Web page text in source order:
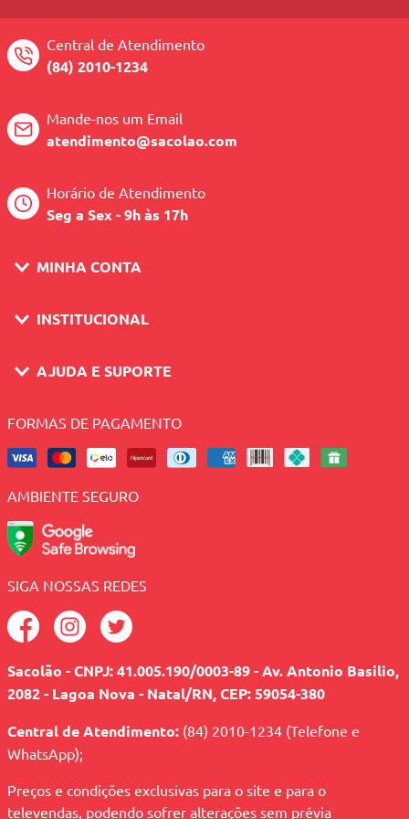
Central de Atendimento
(84) 2010-1234
Mande-nos um Email
atendimento@sacolao.com
Horário de Atendimento
Seg a Sex - 9h às 17h
MINHA CONTA
INSTITUCIONAL
AJUDA E SUPORTE
FORMAS DE PAGAMENTO
AMBIENTE SEGURO
SIGA NOSSAS REDES
Sacolão - CNPJ: 41.005.190/0003-89 - Av. Antonio Basilio,
2082 - Lagoa Nova - Natal/RN, CEP: 59054-380
Central de Atendimento: (84) 2010-1234 (Telefone e
WhatsApp);
Preços e condições exclusivas para o site e para o
televendas, podendo sofrer alterações sem prévia